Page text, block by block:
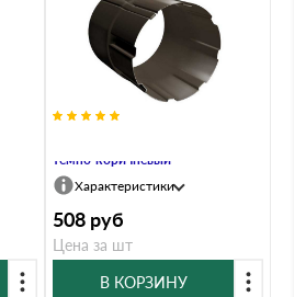
темно-коричневый
Характеристики
508 руб
Цена за шт
В КОРЗИНУ